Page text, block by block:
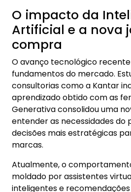
O impacto da
Artificial e a nova
compra
O avanço tecnológico
fundamentos do mercado.
consultorias como a Kantar
aprendizado obtido com as
Generativa consolidou uma
entender as necessidades do
decisões mais estratégicas
marcas.
Atualmente, o
moldado por assistentes
inteligentes e